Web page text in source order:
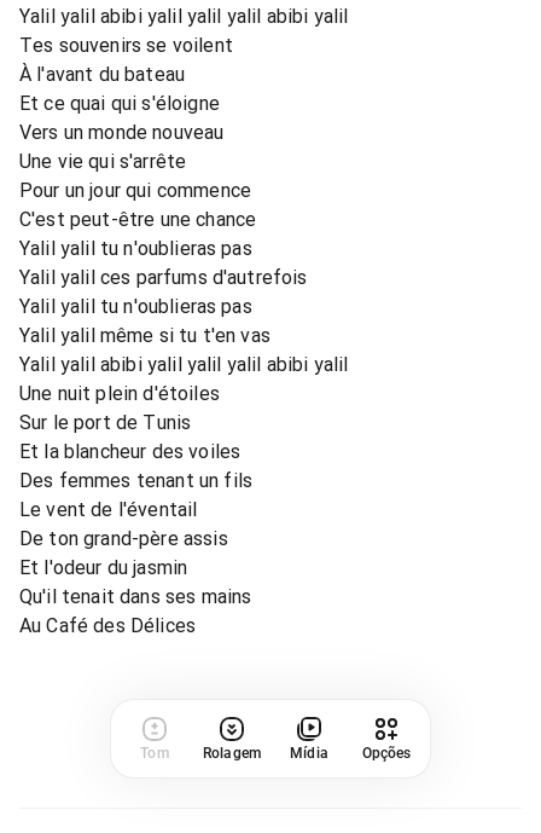
Yalil yalil abibi yalil yalil yalil abibi yalil
Tes souvenirs se voilent
À l'avant du bateau
Et ce quai qui s'éloigne
Vers un monde nouveau
Une vie qui s'arrête
Pour un jour qui commence
C'est peut-être une chance
Yalil yalil tu n'oublieras pas
Yalil yalil ces parfums d'autrefois
Yalil yalil tu n'oublieras pas
Yalil yalil même si tu t'en vas
Yalil yalil abibi yalil yalil yalil abibi yalil
Une nuit plein d'étoiles
Sur le port de Tunis
Et la blancheur des voiles
Des femmes tenant un fils
Le vent de l'éventail
De ton grand-père assis
Et l'odeur du jasmin
Qu'il tenait dans ses mains
Au Café des Délices
Tom Rolagem Mídia Opções